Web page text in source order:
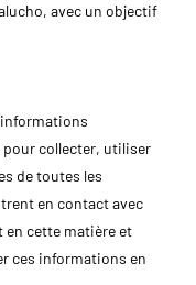
avec un objectif
pour collecter, utiliser
de toutes les
en contact avec
cette matière et
ces informations en